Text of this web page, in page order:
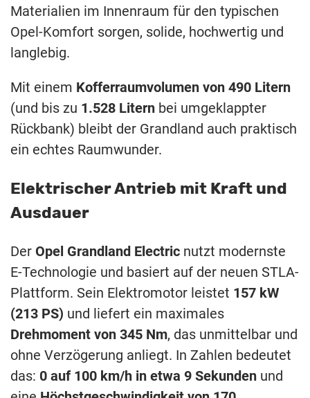
Materialien im Innenraum für den typischen
Opel-Komfort sorgen, solide, hochwertig und
langlebig.
Mit einem Kofferraumvolumen von 490 Litern
(und bis zu 1.528 Litern bei umgeklappter
Rückbank) bleibt der Grandland auch praktisch
ein echtes Raumwunder.
Elektrischer Antrieb mit Kraft und
Ausdauer
Der Opel Grandland Electric nutzt modernste
E-Technologie und basiert auf der neuen STLA-
Plattform. Sein Elektromotor leistet 157 kW
(213 PS) und liefert ein maximales
Drehmoment von 345 Nm, das unmittelbar und
ohne Verzögerung anliegt. In Zahlen bedeutet
das: 0 auf 100 km/h in etwa 9 Sekunden und